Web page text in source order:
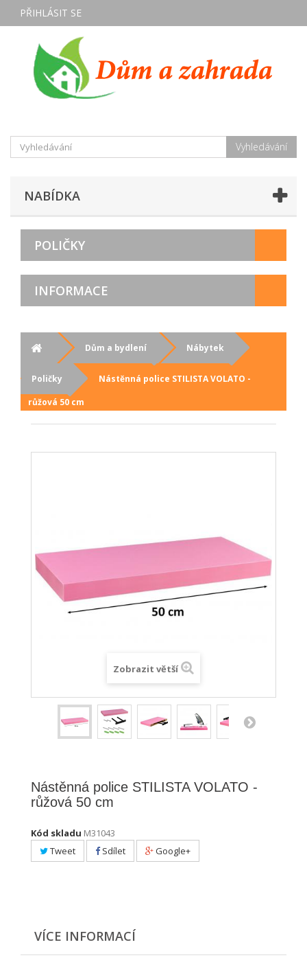
PŘIHLÁSIT SE
Vyhledávání
NABÍDKA
POLIČKY
INFORMACE
Dům a bydlení Nábytek
Poličky
Nástěnná police STILISTA VOLATO -
růžová 50 cm
Zobrazit větší
Nástěnná police STILISTA VOLATO -
růžová 50 cm
Kód skladu M31043
Tweet
Sdílet Google+
VÍCE INFORMACÍ